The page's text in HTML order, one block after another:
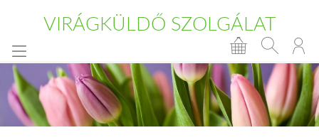
VIRÁGKÜLDŐ SZOLGÁLAT